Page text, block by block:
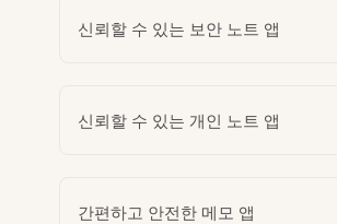
신뢰할 수 있는 보안 노트 앱
신뢰할 수 있는 개인 노트 앱
간편하고 안전한 메모 앱